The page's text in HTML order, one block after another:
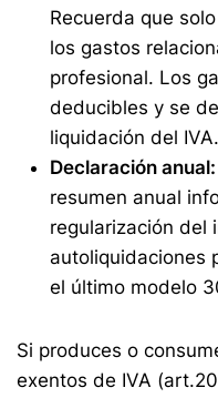
Recuerda que
los gastos
profesional. Los
deducibles y se
liquidación del IVA.
Declaración anual:
resumen anual
regularización del
autoliquidaciones
el último modelo
Si produces o
exentos de IVA